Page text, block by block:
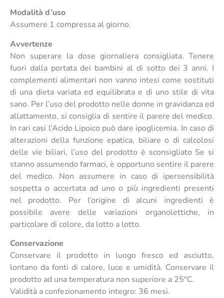
Modalità d’uso
Assumere 1 compressa al giorno.
Avvertenze
Non superare la dose giornaliera consigliata. Tenere
fuori dalla portata dei bambini al di sotto dei 3 anni. I
complementi alimentari non vanno intesi come sostituti
di una dieta variata ed equilibrata e di uno stile di vita
sano. Per l’uso del prodotto nelle donne in gravidanza ed
allattamento, si consiglia di sentire il parere del medico.
In rari casi l’Acido Lipoico può dare ipoglicemia. In caso di
alterazioni della funzione epatica, biliare o di calcolosi
delle vie biliari, l’uso del prodotto è sconsigliato Se si
stanno assumendo farmaci, è opportuno sentire il parere
del medico. Non assumere in caso di ipersensibilità
sospetta o accertata ad uno o più ingredienti presenti
nel prodotto. Per l’origine di alcuni ingredienti è
possibile avere delle variazioni organolettiche, in
particolare di colore, da lotto a lotto.
Conservazione
Conservare il prodotto in luogo fresco ed asciutto,
lontano da fonti di calore, luce e umidità. Conservare il
prodotto ad una temperatura non superiore a 25°C.
Validità a confezionamento integro: 36 mesi.